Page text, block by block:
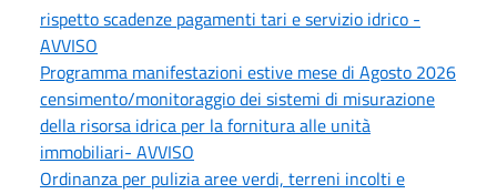
rispetto scadenze pagamenti tari e servizio idrico -
AVVISO
Programma manifestazioni estive mese di Agosto 2026
censimento/monitoraggio dei sistemi di misurazione
della risorsa idrica per la fornitura alle unità
immobiliari- AVVISO
Ordinanza per pulizia aree verdi, terreni incolti e